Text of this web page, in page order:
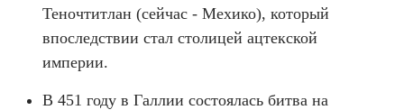
Теночтитлан (сейчас - Мехико), который
впоследствии стал столицей ацтекской
империи.
В 451 году в Галлии состоялась битва на